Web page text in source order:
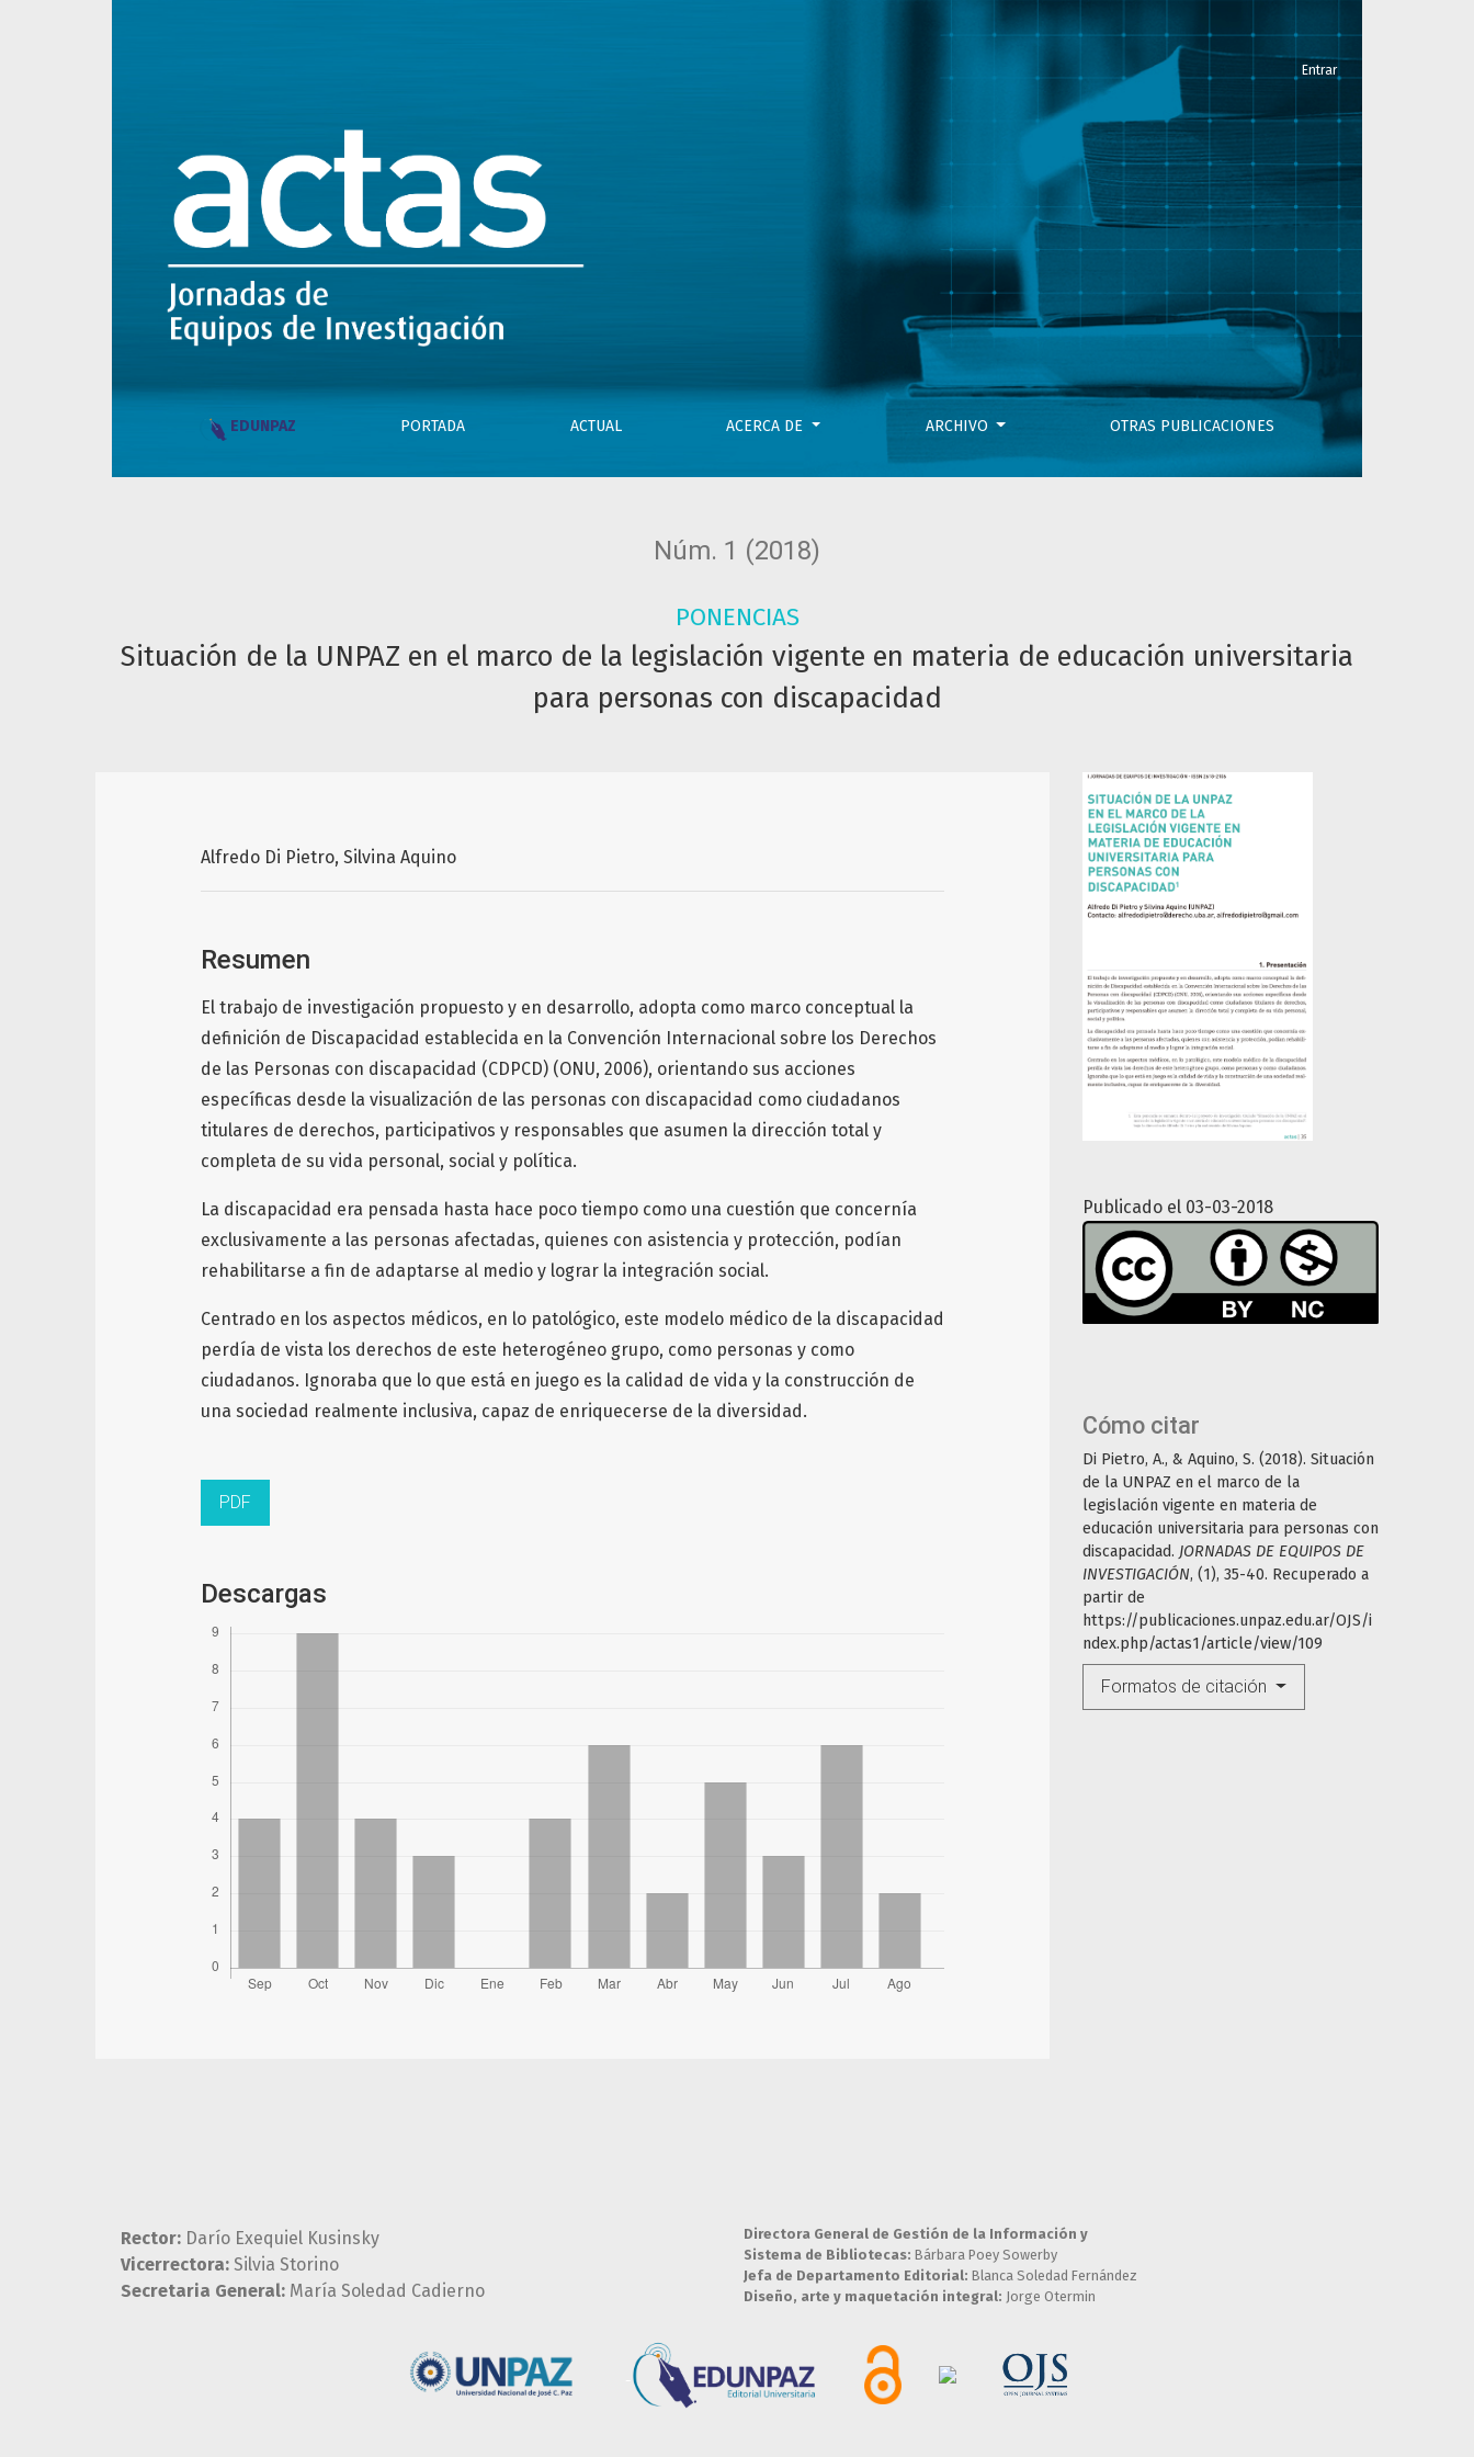
Situación de la UNPAZ en el marco de la legislación vigente en materia de educación universitaria para personas con discapacidad
EDUNPAZ PORTADA ACTUAL ACERCA DE ARCHIVO OTRAS PUBLICACIONES
Entrar
Núm. 1 (2018)
PONENCIAS
Situación de la UNPAZ en el marco de la legislación vigente en materia de educación universitaria
para personas con discapacidad
Publicado el 03-03-2018
Cómo citar
Di Pietro, A., & Aquino, S. (2018). Situación
de la UNPAZ en el marco de la
legislación vigente en materia de
educación universitaria para personas con
discapacidad. JORNADAS DE EQUIPOS DE
INVESTIGACIÓN, (1), 35-40. Recuperado a
partir de
https://publicaciones.unpaz.edu.ar/OJS/i
ndex.php/actas1/article/view/109
Formatos de citación
Alfredo Di Pietro Silvina Aquino
Resumen
El trabajo de investigación propuesto y en desarrollo, adopta como marco conceptual la
definición de Discapacidad establecida en la Convención Internacional sobre los Derechos
de las Personas con discapacidad (CDPCD) (ONU, 2006), orientando sus acciones
específicas desde la visualización de las personas con discapacidad como ciudadanos
titulares de derechos, participativos y responsables que asumen la dirección total y
completa de su vida personal, social y política.
La discapacidad era pensada hasta hace poco tiempo como una cuestión que concernía
exclusivamente a las personas afectadas, quienes con asistencia y protección, podían
rehabilitarse a fin de adaptarse al medio y lograr la integración social.
Centrado en los aspectos médicos, en lo patológico, este modelo médico de la discapacidad
perdía de vista los derechos de este heterogéneo grupo, como personas y como
ciudadanos. Ignoraba que lo que está en juego es la calidad de vida y la construcción de
una sociedad realmente inclusiva, capaz de enriquecerse de la diversidad.
PDF
Descargas
Rector: Darío Exequiel Kusinsky
Vicerrectora: Silvia Storino
Secretaria General: María Soledad Cadierno
Directora General de Gestión de la Información y
Sistema de Bibliotecas: Bárbara Poey Sowerby
Jefa de Departamento Editorial: Blanca Soledad Fernández
Diseño, arte y maquetación integral: Jorge Otermin